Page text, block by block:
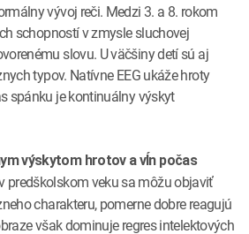
vývoj reči. Medzi 3. a 8. rokom
schopností v zmysle sluchovej
slovu. U väčšiny detí sú aj
typov. Natívne EEG ukáže hroty
spánku je kontinuálny výskyt
výskytom hrotov a vĺn počas
predškolskom veku sa môžu objaviť
charakteru, pomerne dobre reagujú
však dominuje regres intelektových